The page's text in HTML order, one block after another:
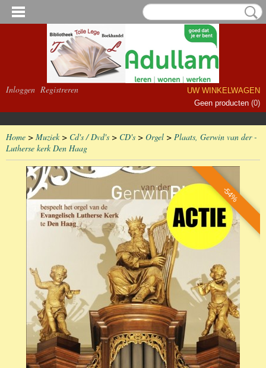
Inloggen Registreren
UW WINKELWAGEN
Geen producten (0)
Home > Muziek> Cd's / Dvd's > CD's > Orgel > Plaats, Gerwin van der -
Lutherse kerk Den Haag
-54%